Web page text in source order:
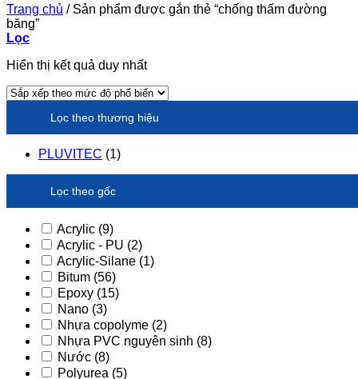
Trang chủ /Sản phẩm được gắn thẻ “chống thấm đường
băng”
Lọc
Hiển thị kết quả duy nhất
Lọc theo thương hiệu
PLUVITEC (1)
Lọc theo gốc
Acrylic (9)
Acrylic - PU (2)
Acrylic-Silane (1)
Bitum (56)
Epoxy (15)
Nano (3)
Nhựa copolyme (2)
Nhựa PVC nguyên sinh (8)
Nước (8)
Polyurea (5)